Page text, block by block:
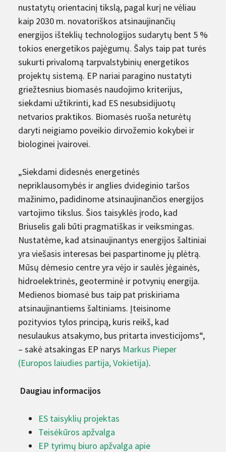
nustatytų orientacinį tikslą, pagal kurį ne vėliau
kaip 2030 m. novatoriškos atsinaujinančių
energijos išteklių technologijos sudarytų bent 5 %
tokios energetikos pajėgumų. Šalys taip pat turės
sukurti privalomą tarpvalstybinių energetikos
projektų sistemą. EP nariai paragino nustatyti
griežtesnius biomasės naudojimo kriterijus,
siekdami užtikrinti, kad ES nesubsidijuotų
netvarios praktikos. Biomasės ruoša neturėtų
daryti neigiamo poveikio dirvožemio kokybei ir
biologinei įvairovei.
„Siekdami didesnės energetinės
nepriklausomybės ir anglies dvideginio taršos
mažinimo, padidinome atsinaujinančios energijos
vartojimo tikslus. Šios taisyklės įrodo, kad
Briuselis gali būti pragmatiškas ir veiksmingas.
Nustatėme, kad atsinaujinantys energijos šaltiniai
yra viešasis interesas bei paspartinome jų plėtrą.
Mūsų dėmesio centre yra vėjo ir saulės jėgainės,
hidroelektrinės, geoterminė ir potvynių energija.
Medienos biomasė bus taip pat priskiriama
atsinaujinantiems šaltiniams. Įteisinome
pozityvios tylos principą, kuris reikš, kad
nesulaukus atsakymo, bus pritarta investicijoms“,
– sakė atsakingas EP narys Markus Pieper
(Europos laiudies partija, Vokietija).
Daugiau informacijos
ES taisyklių projektas
Teisėkūros apžvalga
EP tyrimų biuro apžvalga apie